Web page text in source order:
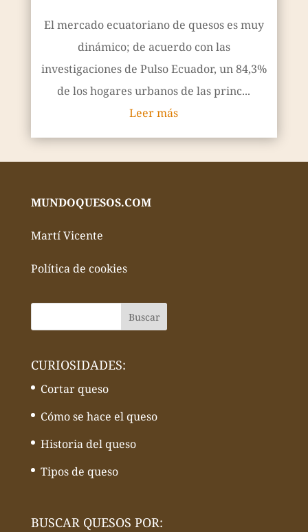
El mercado ecuatoriano de quesos es muy
dinámico; de acuerdo con las
investigaciones de Pulso Ecuador, un 84,3%
de los hogares urbanos de las princ...
Leer más
MUNDOQUESOS.COM
Martí Vicente
Política de cookies
CURIOSIDADES:
Cortar queso
Cómo se hace el queso
Historia del queso
Tipos de queso
BUSCAR QUESOS POR: